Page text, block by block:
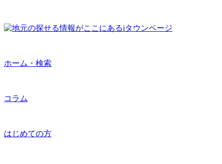
ホーム・検索
コラム
はじめての方